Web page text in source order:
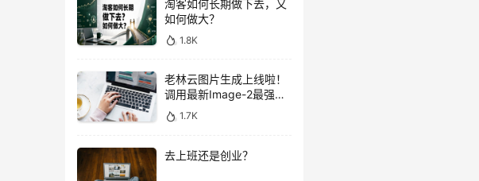
淘客如何长期做下去，又
如何做大？
1.8K
老林云图片生成上线啦！
调用最新Image-2最强图
片模型，低至0.1元/张，
性价比拉满！
1.7K
去上班还是创业？